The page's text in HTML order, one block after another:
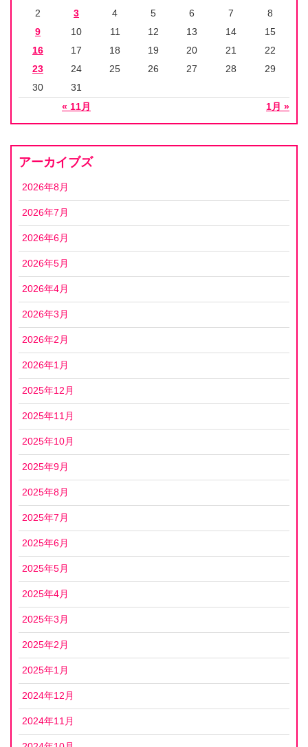
« 11月 1月 »
2
3 4 5 6 7
8
9
10 11 12 13 14
15
16
17 18 19 20 21
22
23
24 25 26 27 28
29
30
31
アーカイブズ
2026年8月
2026年7月
2026年6月
2026年5月
2026年4月
2026年3月
2026年2月
2026年1月
2025年12月
2025年11月
2025年10月
2025年9月
2025年8月
2025年7月
2025年6月
2025年5月
2025年4月
2025年3月
2025年2月
2025年1月
2024年12月
2024年11月